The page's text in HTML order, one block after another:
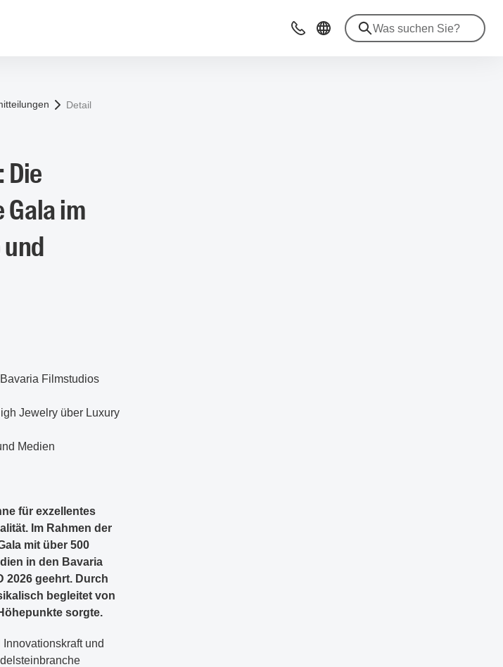
Beratung & Kontakt
Detail
Die
Gala im
Filmstudios
Jewelry über Luxury
Medien
für exzellentes
Im Rahmen der
mit über 500
in den Bavaria
2026 geehrt. Durch
begleitet von
sorgte.
und